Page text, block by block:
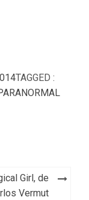
TAGGED :
Girl, de
Vermut